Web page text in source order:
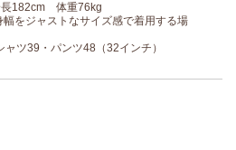
長182cm 体重76kg
をジャストなサイズ感で着用する場
ャツ39・パンツ48（32インチ）